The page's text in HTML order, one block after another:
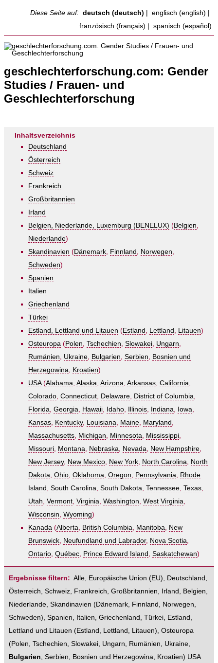
Diese Seite auf: deutsch (deutsch) englisch (english)
französisch (français)
spanisch (español)
geschlechterforschung.com: Gender
Studies / Frauen- und
Geschlechterforschung
Inhaltsverzeichnis
Deutschland
Österreich
Schweiz
Frankreich
Großbritannien
Irland
Belgien, Niederlande, Luxemburg (BENELUX) (Belgien,
Niederlande)
Skandinavien (Dänemark, Finnland , Norwegen,
Schweden)
Spanien
Italien
Griechenland
Türkei
Estland, Lettland und Litauen (Estland , Lettland , Litauen)
Osteuropa (Polen, Tschechien, Slowakei, Ungarn,
Rumänien, Ukraine, Bulgarien, Serbien, Bosnien und
Herzegowina, Kroatien)
USA(Alabama, Alaska, Arizona, Arkansas, California,
Colorado, Connecticut, Delaware, District of Columbia,
Florida, Georgia, Hawaii, Idaho, Illinois, Indiana, Iowa,
Kansas, Kentucky, Louisiana, Maine, Maryland ,
Massachusetts, Michigan, Minnesota, Mississippi,
Missouri, Montana, Nebraska, Nevada, New Hampshire,
New Jersey, New Mexico, New York, North Carolina, North
Dakota, Ohio, Oklahoma, Oregon, Pennsylvania, Rhode
Island , South Carolina, South Dakota, Tennessee, Texas,
Utah, Vermont, Virginia, Washington, West Virginia,
Wisconsin, Wyoming)
Kanada (Alberta, British Columbia, Manitoba, New
Brunswick, Neufundland und Labrador, Nova Scotia,
Ontario, Québec, Prince Edward Island , Saskatchewan)
Ergebnisse filtern: Alle, Europäische Union (EU), Deutschland ,
Österreich, Schweiz, Frankreich, Großbritannien, Irland , Belgien,
Niederlande, Skandinavien (Dänemark, Finnland , Norwegen,
Schweden), Spanien, Italien, Griechenland , Türkei, Estland,
Lettland und Litauen (Estland , Lettland , Litauen), Osteuropa
(Polen, Tschechien, Slowakei, Ungarn, Rumänien, Ukraine,
Bulgarien, Serbien, Bosnien und Herzegowina, Kroatien) USA